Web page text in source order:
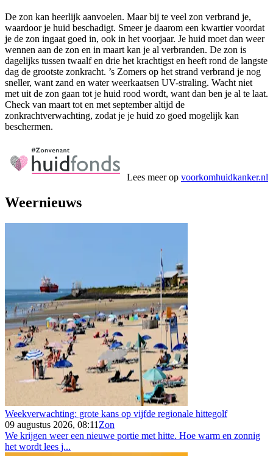
De zon kan heerlijk aanvoelen. Maar bij te veel zon verbrand je,
waardoor je huid beschadigt. Smeer je daarom een kwartier voordat
je de zon ingaat goed in, ook in het voorjaar. Je huid moet dan weer
wennen aan de zon en in maart kan je al verbranden. De zon is
dagelijks tussen twaalf en drie het krachtigst en heeft rond de langste
dag de grootste zonkracht. ’s Zomers op het strand verbrand je nog
sneller, want zand en water weerkaatsen UV-straling. Wacht niet
met uit de zon gaan tot je huid rood wordt, want dan ben je al te laat.
Check van maart tot en met september altijd de
zonkrachtverwachting, zodat je je huid zo goed mogelijk kan
beschermen.
Lees meer op voorkomhuidkanker.nl
Weernieuws
Weekverwachting: grote kans op vijfde regionale hittegolf
09 augustus 2026, 08:11 Zon
We krijgen weer een nieuwe portie met hitte. Hoe warm en zonnig
het wordt lees j...